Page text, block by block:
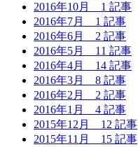
2016年10月 1 記事
2016年7月 1 記事
2016年6月 2 記事
2016年5月 11 記事
2016年4月 14 記事
2016年3月 8 記事
2016年2月 2 記事
2016年1月 4 記事
2015年12月 12 記事
2015年11月 15 記事